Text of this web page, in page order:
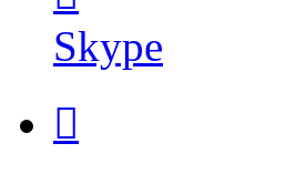
пользователя
новичёк
Skype